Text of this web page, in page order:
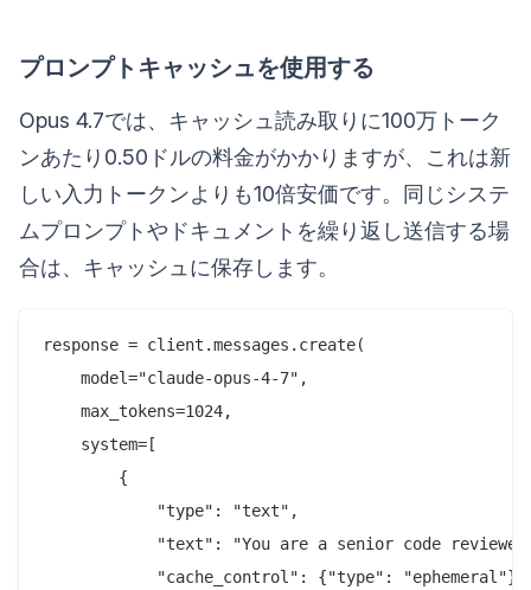
プロンプトキャッシュを使用する
Opus 4.7では、キャッシュ読み取りに100万トーク
ンあたり0.50ドルの料金がかかりますが、これは新
しい入力トークンよりも10倍安価です。同じシステ
ムプロンプトやドキュメントを繰り返し送信する場
合は、キャッシュに保存します。
response = client.messages.create(
    model="claude-opus-4-7",
    max_tokens=1024,
    system=[
        {
            "type": "text",
"text": "You are a senior code
            "cache_control": {"type": "ephemeral"}